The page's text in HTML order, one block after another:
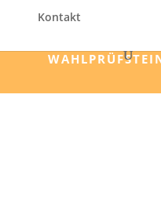
Kontakt